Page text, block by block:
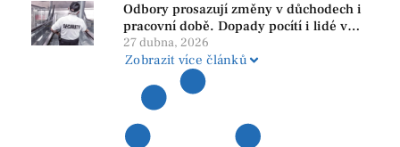
Odbory prosazují změny v důchodech i
pracovní době. Dopady pocítí i lidé v
našem regionu
27 dubna, 2026
Zobrazit více článků